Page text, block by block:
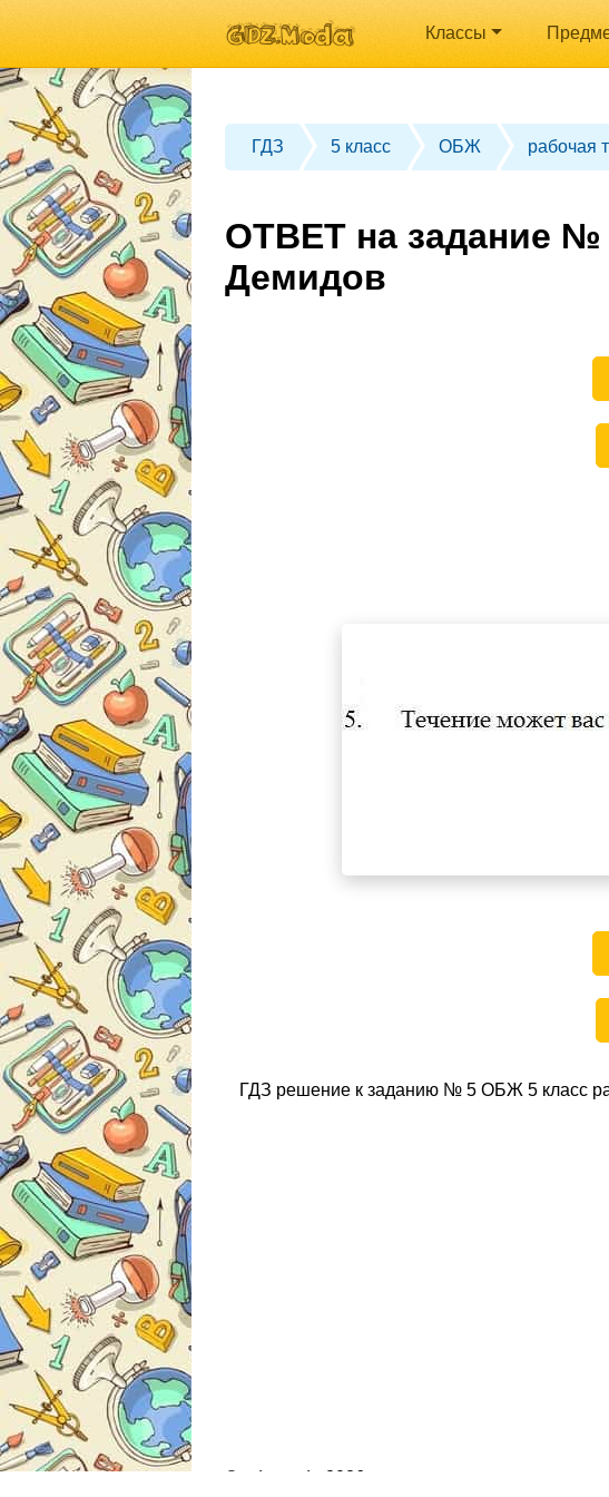
Классы
ГДЗ 5 класс ОБЖ рабочая
ОТВЕТ на задание №
Демидов
ГДЗ решение к заданию № 5 ОБЖ 5 класс
© gdz.moda 2026